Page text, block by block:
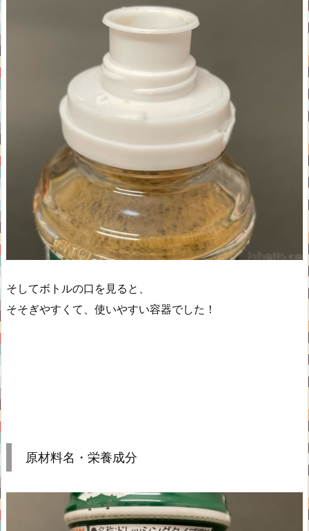
そしてボトルの口を見ると、
そそぎやすくて、使いやすい容器でした！
原材料名・栄養成分